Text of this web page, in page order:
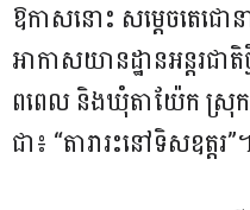
ឱកាសនោះ សម្ដេចតេជោន
អាកាសយានដ្ឋានអន្តរជា
ពពេល និងឃុំតាយ៉ែក ស្រុក
ជា៖ “តារារះនៅទិសឧត្តរ”។